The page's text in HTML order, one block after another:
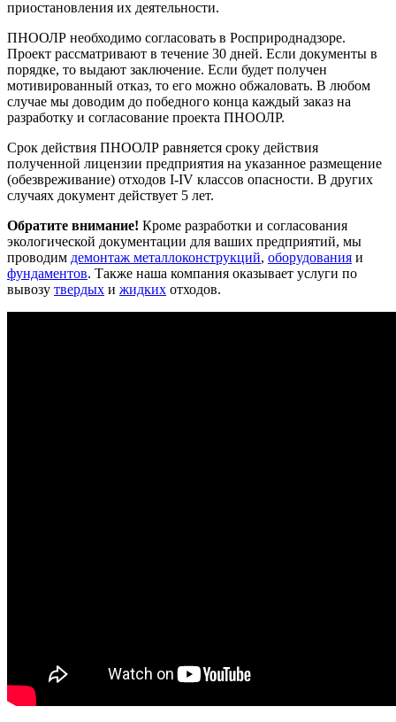
приостановления их деятельности.
ПНООЛР необходимо согласовать в Росприроднадзоре.
Проект рассматривают в течение 30 дней. Если документы в
порядке, то выдают заключение. Если будет получен
мотивированный отказ, то его можно обжаловать. В любом
случае мы доводим до победного конца каждый заказ на
разработку и согласование проекта ПНООЛР.
Срок действия ПНООЛР равняется сроку действия
полученной лицензии предприятия на указанное размещение
(обезвреживание) отходов I-IV классов опасности. В других
случаях документ действует 5 лет.
Обратите внимание! Кроме разработки и согласования
экологической документации для ваших предприятий, мы
проводим демонтаж металлоконструкций, оборудования и
фундаментов. Также наша компания оказывает услуги по
вывозу твердых и жидких отходов.